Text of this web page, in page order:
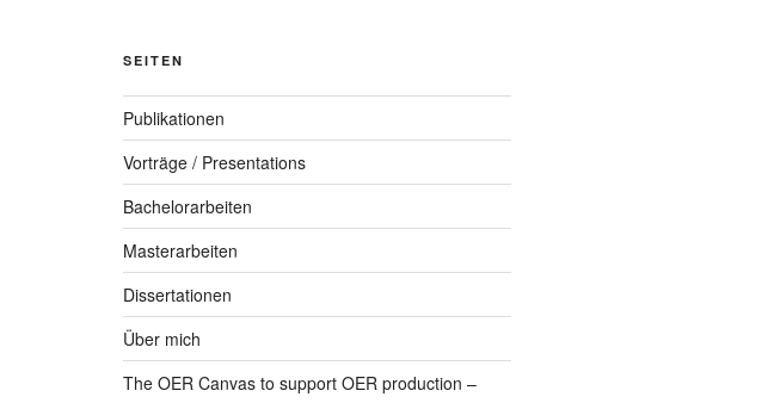
SEITEN
Publikationen
Vorträge / Presentations
Bachelorarbeiten
Masterarbeiten
Dissertationen
Über mich
The OER Canvas to support OER production –